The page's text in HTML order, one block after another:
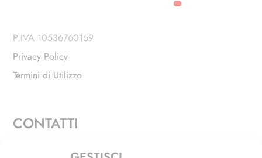
P.IVA 10536760159
Privacy Policy
Termini di Utilizzo
CONTATTI
Via Alfieri, 27 - Trezzano Sul Naviglio (MI)